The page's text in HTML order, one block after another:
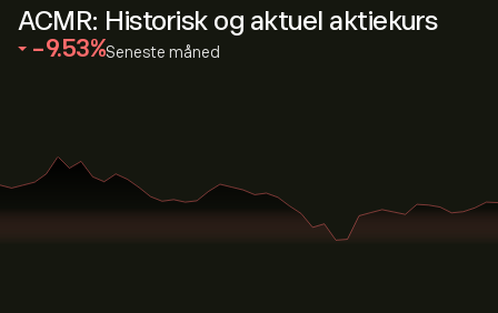
ACMR: Historisk og aktuel aktiekurs
‎-9.53‎ Seneste måned